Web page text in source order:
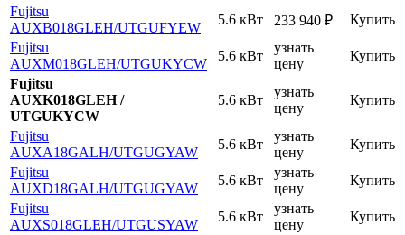
Fujitsu
AUXB018GLEH/UTGUFYEW
5.6 кВт 233 940 ₽
Купить
Fujitsu
AUXM018GLEH/UTGUKYCW
5.6 кВт
узнать
цену
Купить
Fujitsu
AUXK018GLEH /
UTGUKYCW
5.6 кВт
узнать
цену
Купить
Fujitsu
AUXA18GALH/UTGUGYAW
5.6 кВт
узнать
цену
Купить
Fujitsu
AUXD18GALH/UTGUGYAW
5.6 кВт
узнать
цену
Купить
Fujitsu
AUXS018GLEH/UTGUSYAW
5.6 кВт
узнать
цену
Купить